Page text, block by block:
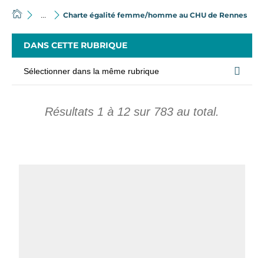
Charte égalité femme/homme au CHU de Rennes
DANS CETTE RUBRIQUE
Sélectionner dans la même rubrique
Résultats 1 à 12 sur 783 au total.